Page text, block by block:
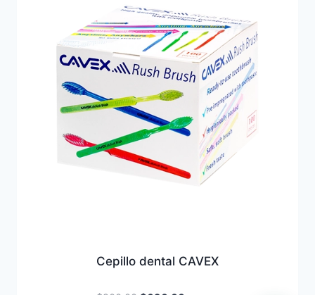
Cepillo dental CAVEX